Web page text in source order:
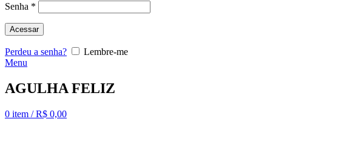
Senha *
Acessar
Perdeu a senha?
Lembre-me
Menu
AGULHA FELIZ
0 item / R$ 0,00